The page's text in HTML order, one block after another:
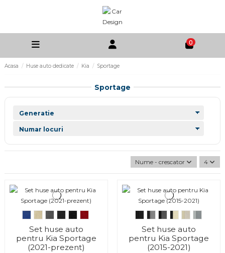
0
Acasa Huse auto dedicate Kia Sportage
Sportage
Nume - crescator 4
Set huse auto
pentru Kia Sportage
(2021-prezent)
Set huse auto
pentru Kia Sportage
(2015-2021)